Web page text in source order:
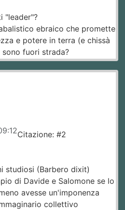
"leader"?
ebraico che promette
e potere in terra (e chissà
fuori strada?
Citazione: #2
studiosi (Barbero dixit)
di Davide e Salomone se lo
avesse un'imponenza
collettivo